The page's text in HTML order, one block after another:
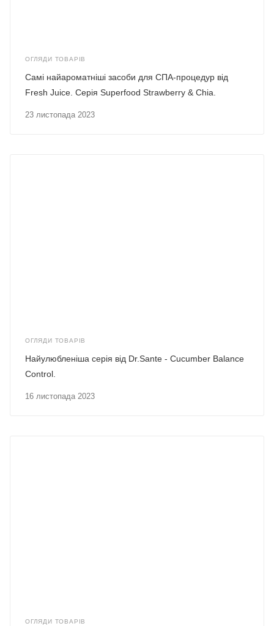
ОГЛЯДИ ТОВАРІВ
23 листопада 2023
Самі найароматніші засоби для СПА-процедур від
Fresh Juice. Серія Superfood Strawberry & Chia.
ОГЛЯДИ ТОВАРІВ
16 листопада 2023
Найулюбленіша серія від Dr.Sante - Cucumber Balance
Control.
ОГЛЯДИ ТОВАРІВ